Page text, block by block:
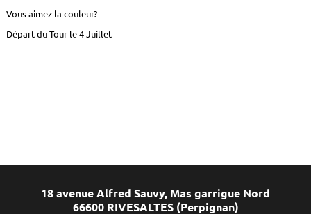
Vous aimez la couleur?
Départ du Tour le 4 Juillet
18 avenue Alfred Sauvy, Mas garrigue Nord
66600 RIVESALTES (Perpignan)